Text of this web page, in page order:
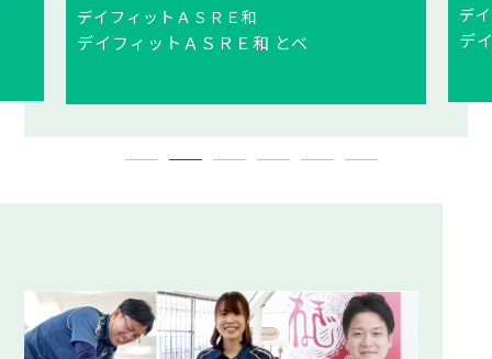
デイフィットＡＳＲＥ和
デイフィットＡＳＲＥ和 えだまつ
デ
デ